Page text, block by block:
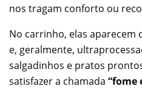
nos tragam conforto ou
No carrinho, elas aparecem
e, geralmente,
salgadinhos e pratos
satisfazer a chamada “fome